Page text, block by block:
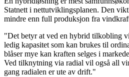
Statnett i nettutviklingsplanen. Den
mindre enn full produksjon fra
"Det betyr at ved en hybrid tilkobling
ledig kapasitet som kan brukes til
blåser mye kan kraften selges i
Ved tilknytning via radial vil også all
gang radialen er ute av drift."